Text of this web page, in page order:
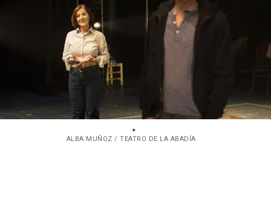
ALBA MUÑOZ / TEATRO DE LA ABADÍA